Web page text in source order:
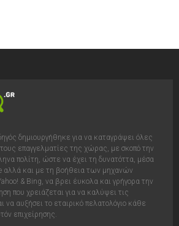
δημιουργήθηκε για να καταγράψει όλες
τους επαγγελματίες της χώρας, με σκοπό την
πολίτη, ώστε να έχει τη δυνατόττα, μέσα
αλλά και με τη βοήθεια των μηχανών
& Bing, να βρει έυκολα και γρήγορα την
που χρειάζεται για να καλύψει τις
να αυξήσει το εταιρικό πελατολόγιο κάθε
επιχείρησης.